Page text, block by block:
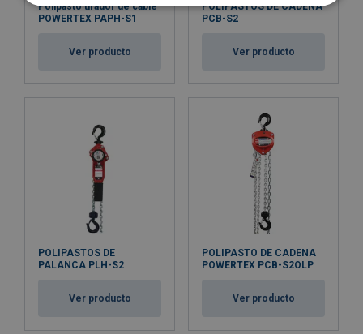
Polipasto tirador de cable
POWERTEX PAPH-S1
Ver producto
POLIPASTOS DE CADENA
PCB-S2
Ver producto
POLIPASTOS DE
PALANCA PLH-S2
Ver producto
POLIPASTO DE CADENA
POWERTEX PCB-S2OLP
Ver producto